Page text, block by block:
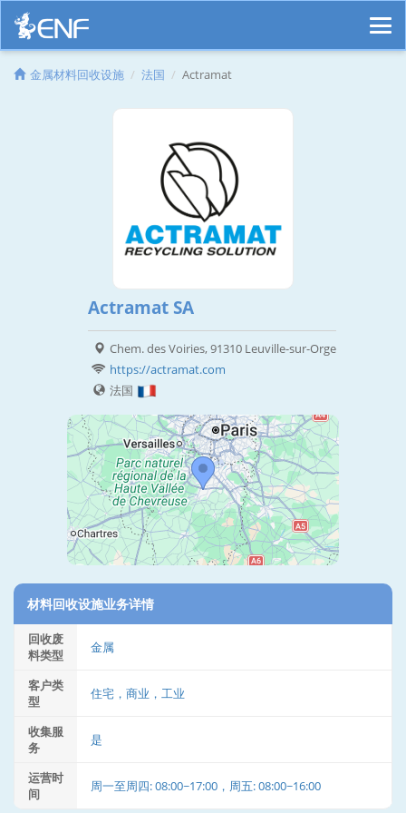
金属材料回收设施 法国 Actramat
Actramat SA
Chem. des Voiries, 91310 Leuville-sur-Orge
https://actramat.com
法国
材料回收设施业务详情
回收废
料类型
金属
客户类
型
住宅，商业，工业
收集服
务
是
运营时
间
周一至周四: 08:00~17:00，周五: 08:00~16:00